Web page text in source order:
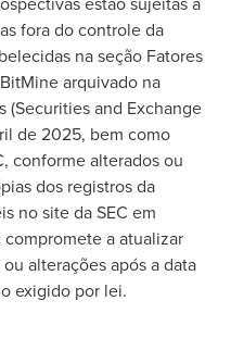
fora do controle da
na seção Fatores
arquivado na
(Securities and Exchange
de 2025, bem como
conforme alterados ou
dos registros da
no site da SEC em
a atualizar
alterações após a data
exigido por lei.